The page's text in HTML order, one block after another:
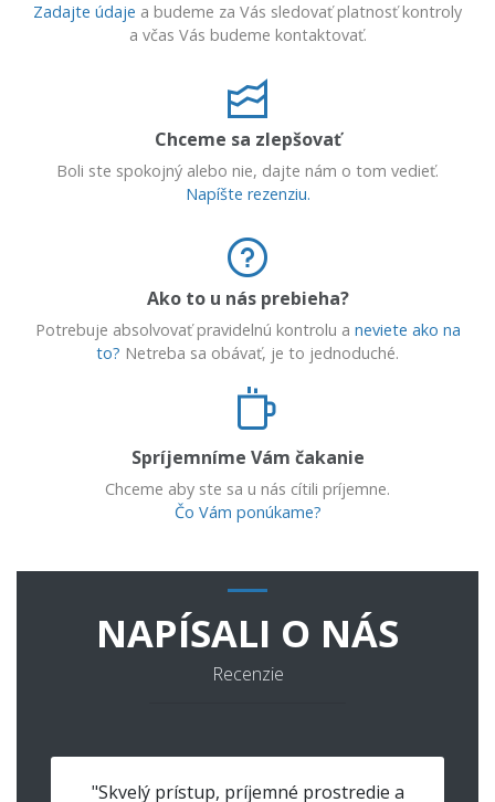
Zadajte údaje a budeme za Vás sledovať platnosť kontroly
a včas Vás budeme kontaktovať.
Chceme sa zlepšovať
Boli ste spokojný alebo nie, dajte nám o tom vedieť.
Napíšte rezenziu.
Ako to u nás prebieha?
Potrebuje absolvovať pravidelnú kontrolu a neviete ako na
to? Netreba sa obávať, je to jednoduché.
Spríjemníme Vám čakanie
Chceme aby ste sa u nás cítili príjemne.
Čo Vám ponúkame?
NAPÍSALI O NÁS
Recenzie
"Skvelý prístup, príjemné prostredie a